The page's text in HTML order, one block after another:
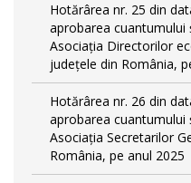
Hotărârea nr. 25 din
aprobarea
Asociația Directorilor
județele din România,
Hotărârea nr. 26 din
aprobarea
Asociația Secretarilor
România, pe anul 2025